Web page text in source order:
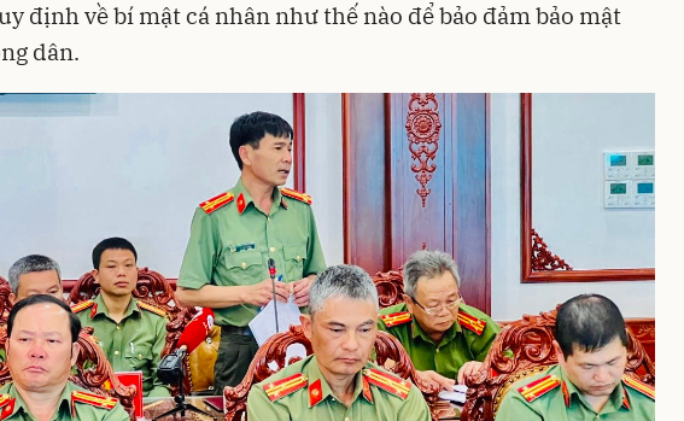
định về bí mật cá nhân như thế nào để bảo đảm bảo mật
dân.